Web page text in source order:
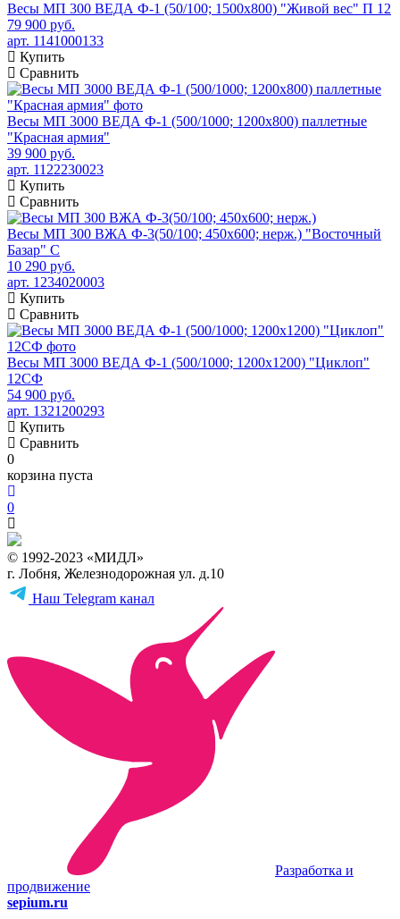
Весы МП 300 ВЕДА Ф-1 (50/100; 1500х800) "Живой вес" П 12
79 900 руб.
арт. 1141000133
Купить
Сравнить
Весы МП 3000 ВЕДА Ф-1 (500/1000; 1200х800) паллетные
"Красная армия"
39 900 руб.
арт. 1122230023
Купить
Сравнить
Весы МП 300 ВЖА Ф-3(50/100; 450х600; нерж.) "Восточный
Базар" С
10 290 руб.
арт. 1234020003
Купить
Сравнить
Весы МП 3000 ВЕДА Ф-1 (500/1000; 1200х1200) "Циклоп"
12СФ
54 900 руб.
арт. 1321200293
Купить
Сравнить
0
корзина пуста
0
© 1992-2023 «МИДЛ»
г. Лобня, Железнодорожная ул. д.10
Наш Telegram канал
Разработка и
продвижение
sepium.ru